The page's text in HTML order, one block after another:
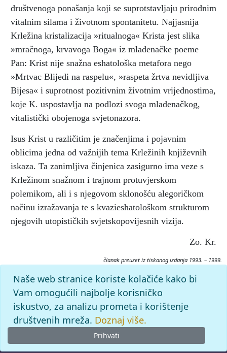
društvenoga ponašanja koji se suprotstavljaju prirodnim
vitalnim silama i životnom spontanitetu. Najjasnija
Krležina kristalizacija »ritualnoga« Krista jest slika
»mračnoga, krvavoga Boga« iz mladenačke poeme
Pan: Krist nije snažna eshatološka metafora nego
»Mrtvac Blijedi na raspelu«, »raspeta žrtva nevidljiva
Bijesa« i suprotnost pozitivnim životnim vrijednostima,
koje K. uspostavlja na podlozi svoga mladenačkog,
vitalistički obojenoga svjetonazora.
Isus Krist u različitim je značenjima i pojavnim
oblicima jedna od važnijih tema Krležinih književnih
iskaza. Ta zanimljiva činjenica zasigurno ima veze s
Krležinom snažnom i trajnom protuvjerskom
polemikom, ali i s njegovom sklonošću alegoričkom
načinu izražavanja te s kvazieshatološkom strukturom
njegovih utopističkih svjetskopovijesnih vizija.
Zo. Kr.
članak preuzet iz tiskanog izdanja 1993. – 1999.
Citiranje:
Krležijana (1993–99), mrežno izdanje.
Leksikografski zavod Miroslav Krleža, 2026. Pristupljeno
6.8.2026. <https://krlezijana.lzmk.hr/clanak/isus-krist>.
Naše web stranice koriste kolačiće kako bi
Vam omogućili najbolje korisničko
iskustvo, za analizu prometa i korištenje
društvenih mreža. Doznaj više.
Prihvati
© 2026Leksikografski zavodMiroslav Krleža